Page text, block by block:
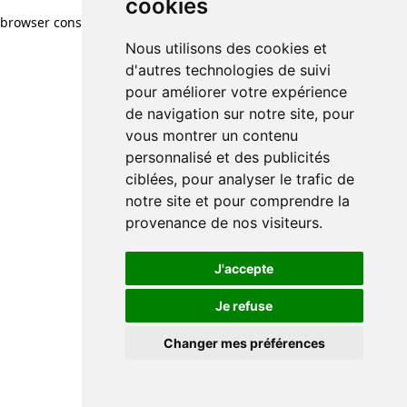
cookies
Nous utilisons des cookies et
d'autres technologies de suivi
pour améliorer votre expérience
de navigation sur notre site, pour
vous montrer un contenu
personnalisé et des publicités
ciblées, pour analyser le trafic de
notre site et pour comprendre la
provenance de nos visiteurs.
J'accepte
Je refuse
Changer mes préférences
browser console for more information)